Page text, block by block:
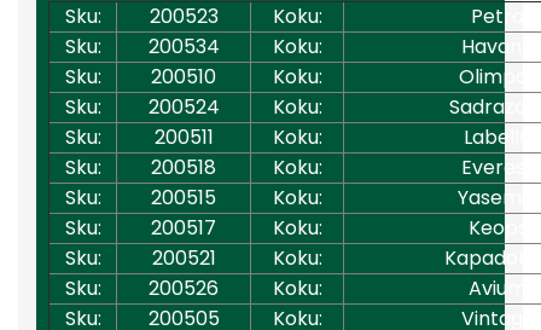
Sku: 200523 Koku:
Petra
Sku:
200534 Koku:
Havana
Sku:
200510 Koku:
Olimpos
Sku:
200524 Koku:
Sku:
200511 Koku:
Labella
Sku:
200518 Koku:
Everest
Sku:
200515 Koku:
Yasemin
Sku:
200517 Koku:
Keops
Sku:
200521 Koku:
Sku:
200526 Koku:
Avium
Sku:
200505 Koku:
Vintage